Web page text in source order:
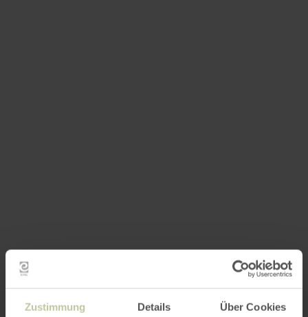
Zustimmung Details Über Cookies